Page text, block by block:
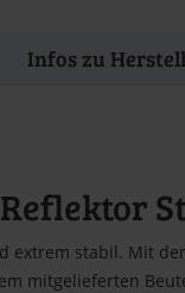
Infos zu
stabil. Mit
mitgelieferten